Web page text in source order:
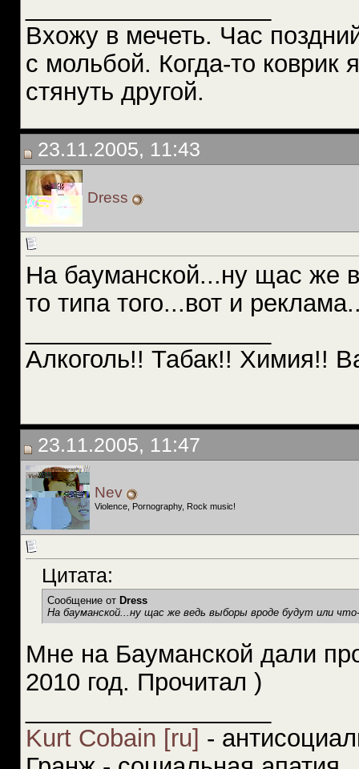
Вхожу в мечеть. Час
с мольбой. Когда-то коврик
стянуть другой.
23.11.2005, 11:43
Dress
На бауманской...ну щас же
то типа того...вот и
Алкоголь!! Табак!! Химия!!
23.11.2005, 11:47
Nev
Violence, Pornography, Rock music!
Цитата:
Сообщение от Dress
На бауманской...ну щас же ведь выборы вроде будут или
Мне на Бауманской дали
2010 год. Прочитал )
Kurt Cobain [ru] -